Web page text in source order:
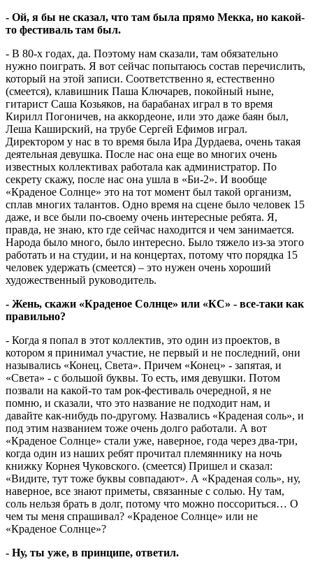
- Ой, я бы не сказал, что там была прямо Мекка, но какой-
то фестиваль там был.
- В 80-х годах, да. Поэтому нам сказали, там обязательно
нужно поиграть. Я вот сейчас попытаюсь состав перечислить,
который на этой записи. Соответственно я, естественно
(смеется), клавишник Паша Ключарев, покойный ныне,
гитарист Саша Козьяков, на барабанах играл в то время
Кирилл Погоничев, на аккордеоне, или это даже баян был,
Леша Каширский, на трубе Сергей Ефимов играл.
Директором у нас в то время была Ира Дурдаева, очень такая
деятельная девушка. После нас она еще во многих очень
известных коллективах работала как администратор. По
секрету скажу, после нас она ушла в «Би-2». И вообще
«Краденое Солнце» это на тот момент был такой организм,
сплав многих талантов. Одно время на сцене было человек 15
даже, и все были по-своему очень интересные ребята. Я,
правда, не знаю, кто где сейчас находится и чем занимается.
Народа было много, было интересно. Было тяжело из-за этого
работать и на студии, и на концертах, потому что порядка 15
человек удержать (смеется) – это нужен очень хороший
художественный руководитель.
- Жень, скажи «Краденое Солнце» или «КС» - все-таки как
правильно?
- Когда я попал в этот коллектив, это один из проектов, в
котором я принимал участие, не первый и не последний, они
назывались «Конец, Света». Причем «Конец» - запятая, и
«Света» - с большой буквы. То есть, имя девушки. Потом
позвали на какой-то там рок-фестиваль очередной, я не
помню, и сказали, что это название не подходит нам, и
давайте как-нибудь по-другому. Назвались «Краденая соль», и
под этим названием тоже очень долго работали. А вот
«Краденое Солнце» стали уже, наверное, года через два-три,
когда один из наших ребят прочитал племяннику на ночь
книжку Корнея Чуковского. (смеется) Пришел и сказал:
«Видите, тут тоже буквы совпадают». А «Краденая соль», ну,
наверное, все знают приметы, связанные с солью. Ну там,
соль нельзя брать в долг, потому что можно поссориться… О
чем ты меня спрашивал? «Краденое Солнце» или не
«Краденое Солнце»?
- Ну, ты уже, в принципе, ответил.